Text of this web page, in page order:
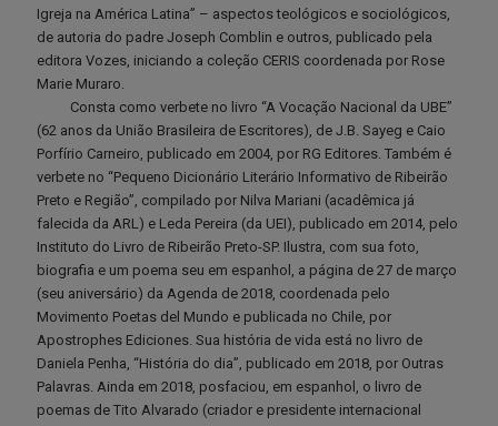
Igreja na América Latina” – aspectos teológicos e sociológicos,
de autoria do padre Joseph Comblin e outros, publicado pela
editora Vozes, iniciando a coleção CERIS coordenada por Rose
Marie Muraro.
Consta como verbete no livro “A Vocação Nacional da UBE”
(62 anos da União Brasileira de Escritores), de J.B. Sayeg e Caio
Porfírio Carneiro, publicado em 2004, por RG Editores. Também é
verbete no “Pequeno Dicionário Literário Informativo de Ribeirão
Preto e Região”, compilado por Nilva Mariani (acadêmica já
falecida da ARL) e Leda Pereira (da UEI), publicado em 2014, pelo
Instituto do Livro de Ribeirão Preto-SP. Ilustra, com sua foto,
biografia e um poema seu em espanhol, a página de 27 de março
(seu aniversário) da Agenda de 2018, coordenada pelo
Movimento Poetas del Mundo e publicada no Chile, por
Apostrophes Ediciones. Sua história de vida está no livro de
Daniela Penha, “História do dia”, publicado em 2018, por Outras
Palavras. Ainda em 2018, posfaciou, em espanhol, o livro de
poemas de Tito Alvarado (criador e presidente internacional